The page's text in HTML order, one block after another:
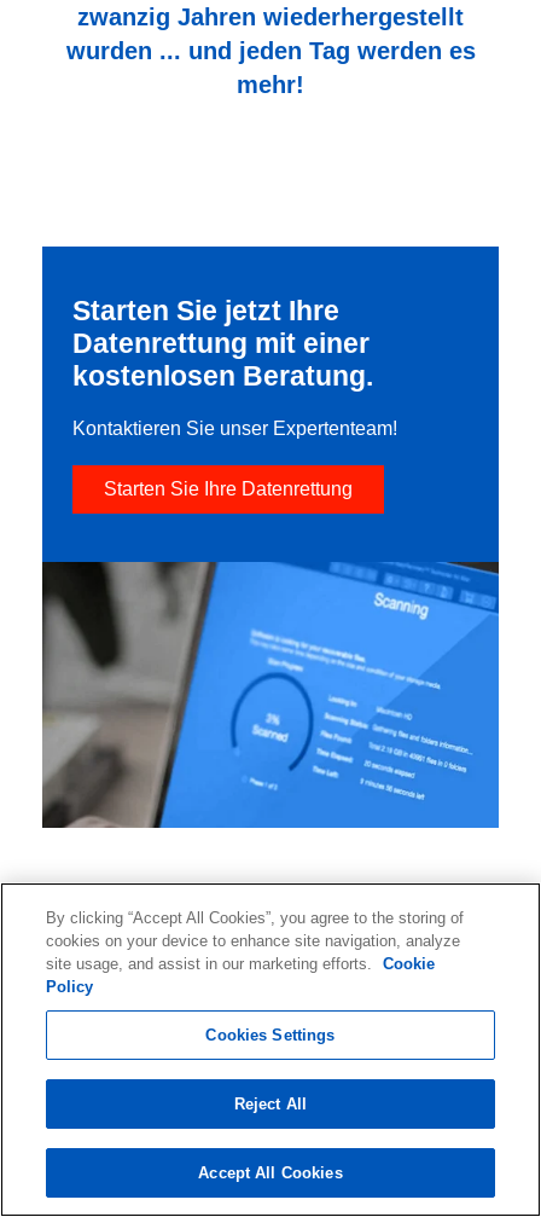
zwanzig Jahren wiederhergestellt
wurden ... und jeden Tag werden es
mehr!
Starten Sie jetzt Ihre
Datenrettung mit einer
kostenlosen Beratung.
Kontaktieren Sie unser Expertenteam!
Starten Sie Ihre Datenrettung
Kontaktieren Sie Ontrack, um Einblicke und Tipps
zur Datenwiederherstellung zu erhalten,
Informationen über Branchenveranstaltungen
und vieles mehr. Abonnieren Sie jetzt UNSEREN
By clicking “Accept All Cookies”, you agree to the storing of
cookies on your device to enhance site navigation, analyze
site usage, and assist in our marketing efforts.
Cookie
Policy
Cookies Settings
Reject All
Accept All Cookies